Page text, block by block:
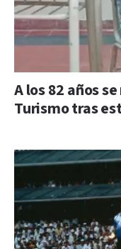
A los 82 años
Turismo tras